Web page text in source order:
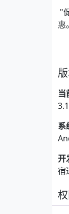
"
惠
当
系
开
宿